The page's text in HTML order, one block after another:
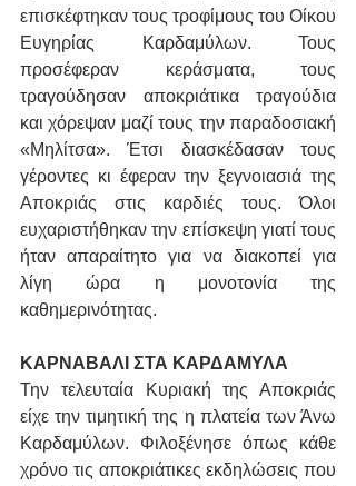
επισκέφτηκαν τους τροφίμους του Οίκου
Ευγηρίας Καρδαμύλων. Τους
προσέφεραν κεράσματα, τους
τραγούδησαν αποκριάτικα τραγούδια
και χόρεψαν μαζί τους την παραδοσιακή
«Μηλίτσα». Έτσι διασκέδασαν τους
γέροντες κι έφεραν την ξεγνοιασιά της
Αποκριάς στις καρδιές τους. Όλοι
ευχαριστήθηκαν την επίσκεψη γιατί τους
ήταν απαραίτητο για να διακοπεί για
λίγη ώρα η μονοτονία της
καθημερινότητας.
ΚΑΡΝΑΒΑΛΙ ΣΤΑ ΚΑΡΔΑΜΥΛΑ
Την τελευταία Κυριακή της Αποκριάς
είχε την τιμητική της η πλατεία των Άνω
Καρδαμύλων. Φιλοξένησε όπως κάθε
χρόνο τις αποκριάτικες εκδηλώσεις που